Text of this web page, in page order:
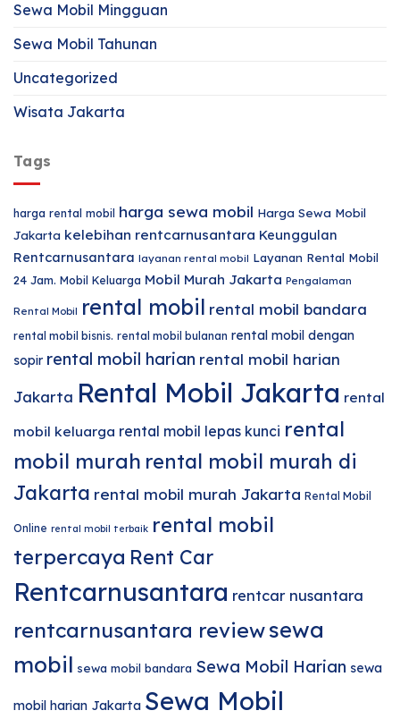
Sewa Mobil Mingguan
Sewa Mobil Tahunan
Uncategorized
Wisata Jakarta
Tags
harga rental mobil harga sewa mobil Harga Sewa Mobil
Jakarta kelebihan rentcarnusantara Keunggulan
Rentcarnusantara layanan rental mobil Layanan Rental Mobil
24 Jam. Mobil Keluarga Mobil Murah Jakarta Pengalaman
Rental Mobil rental mobil rental mobil bandara
rental mobil bisnis. rental mobil bulanan rental mobil dengan
sopir rental mobil harian rental mobil harian
Jakarta Rental Mobil Jakarta rental
mobil keluarga rental mobil lepas kunci rental
mobil murah rental mobil murah di
Jakarta rental mobil murah Jakarta Rental Mobil
Online rental mobil terbaik rental mobil
terpercaya Rent Car
Rentcarnusantara rentcar nusantara
rentcarnusantara reviewsewa
mobil sewa mobil bandara Sewa Mobil Harian sewa
mobil harian Jakarta Sewa Mobil